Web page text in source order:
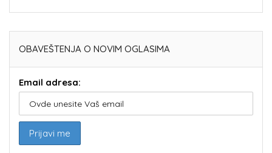
OBAVEŠTENJA O NOVIM OGLASIMA
Email adresa: